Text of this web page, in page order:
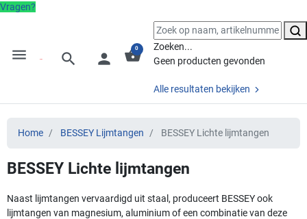
Vragen?
menu search person shopping_basket
0
Zoeken...
Geen producten gevonden
Alle resultaten bekijken
Home BESSEY Lijmtangen BESSEY Lichte lijmtangen
BESSEY Lichte lijmtangen
Naast lijmtangen vervaardigd uit staal, produceert BESSEY ook
lijmtangen van magnesium, aluminium of een combinatie van deze